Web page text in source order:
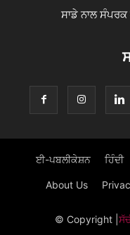
ਸਾਡੇ ਨਾਲ ਸੰਪਰਕ
ਈ-ਪਬਲੀਕੇਸ਼ਨ ਹਿੰਦੀ
About Us
© Copyright